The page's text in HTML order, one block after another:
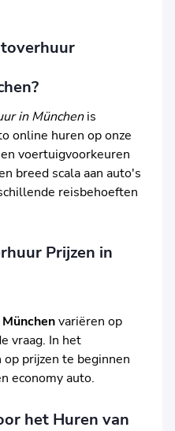
in Münchenis
online huren op onze
voertuigvoorkeuren
breed scala aan auto's
reisbehoeften
Prijzen in
variëren op
vraag. In het
prijzen te beginnen
economy auto.
het Huren van